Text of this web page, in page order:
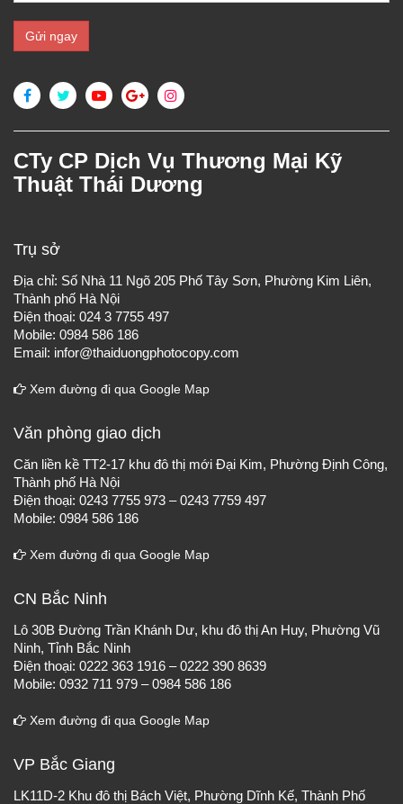
CTy CP Dịch Vụ Thương Mại Kỹ
Thuật Thái Dương
Trụ sở
Địa chỉ: Số Nhà 11 Ngõ 205 Phố Tây Sơn, Phường Kim Liên,
Thành phố Hà Nội
Điện thoại: 024 3 7755 497
Mobile: 0984 586 186
Email: infor@thaiduongphotocopy.com
Xem đường đi qua Google Map
Văn phòng giao dịch
Căn liền kề TT2-17 khu đô thị mới Đại Kim, Phường Định Công,
Thành phố Hà Nội
Điện thoại: 0243 7755 973 – 0243 7759 497
Mobile: 0984 586 186
Xem đường đi qua Google Map
CN Bắc Ninh
Lô 30B Đường Trần Khánh Dư, khu đô thị An Huy, Phường Vũ
Ninh, Tỉnh Bắc Ninh
Điện thoại: 0222 363 1916 – 0222 390 8639
Mobile: 0932 711 979 – 0984 586 186
Xem đường đi qua Google Map
VP Bắc Giang
LK11D-2 Khu đô thị Bách Việt, Phường Dĩnh Kế, Thành Phố